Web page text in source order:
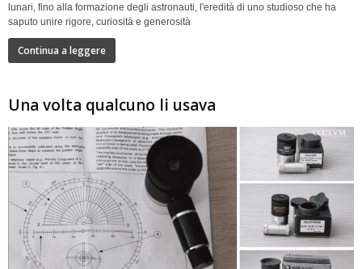
lunari, fino alla formazione degli astronauti, l'eredità di uno studioso che ha
saputo unire rigore, curiosità e generosità
Continua a leggere
Una volta qualcuno li usava